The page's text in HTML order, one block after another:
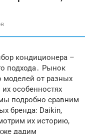
кондиционера –
подхода․ Рынок
моделей от разных
особенностях
подробно сравним
бренда: Daikin,
их историю,
дадим